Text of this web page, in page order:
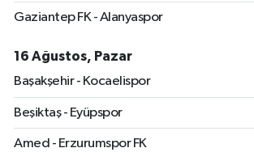
Gaziantep FK - Alanyaspor
16 Ağustos, Pazar
Başakşehir - Kocaelispor
Beşiktaş - Eyüpspor
Amed - Erzurumspor FK